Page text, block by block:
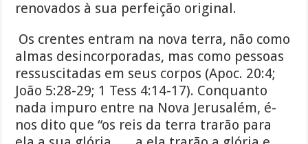
renovados à sua perfeição original.
Os crentes entram na nova terra, não como
almas desincorporadas, mas como pessoas
ressuscitadas em seus corpos (Apoc. 20:4;
João 5:28-29; 1 Tess 4:14-17). Conquanto
nada impuro entre na Nova Jerusalém, é-
nos dito que “os reis da terra trarão para